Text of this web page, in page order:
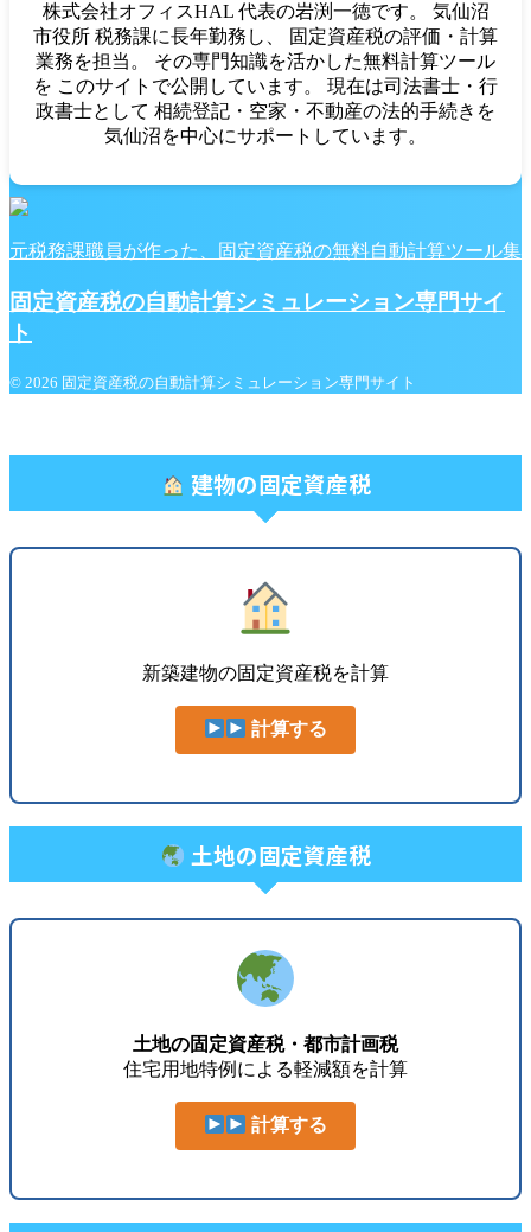
株式会社オフィスHAL 代表の岩渕一徳です。 気仙沼
市役所 税務課に長年勤務し、 固定資産税の評価・計算
業務を担当。 その専門知識を活かした無料計算ツール
を このサイトで公開しています。 現在は司法書士・行
政書士として 相続登記・空家・不動産の法的手続きを
気仙沼を中心にサポートしています。
元税務課職員が作った、固定資産税の無料自動計算ツール集
固定資産税の自動計算シミュレーション専門サイ
ト
© 2026 固定資産税の自動計算シミュレーション専門サイト
建物の固定資産税
新築建物の固定資産税を計算
計算する
土地の固定資産税
土地の固定資産税・都市計画税
住宅用地特例による軽減額を計算
計算する